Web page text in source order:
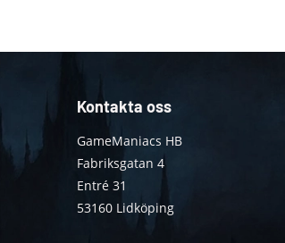
Kontakta oss
GameManiacs HB
Fabriksgatan 4
Entré 31
53160 Lidköping